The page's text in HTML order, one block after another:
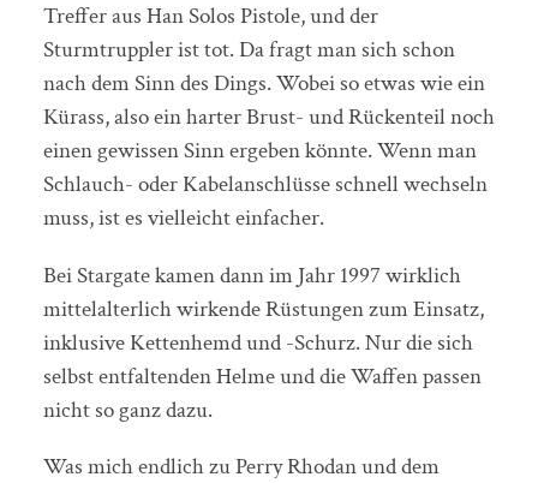
Treffer aus Han Solos Pistole, und der
Sturmtruppler ist tot. Da fragt man sich schon
nach dem Sinn des Dings. Wobei so etwas wie ein
Kürass, also ein harter Brust- und Rückenteil noch
einen gewissen Sinn ergeben könnte. Wenn man
Schlauch- oder Kabelanschlüsse schnell wechseln
muss, ist es vielleicht einfacher.
Bei Stargate kamen dann im Jahr 1997 wirklich
mittelalterlich wirkende Rüstungen zum Einsatz,
inklusive Kettenhemd und -Schurz. Nur die sich
selbst entfaltenden Helme und die Waffen passen
nicht so ganz dazu.
Was mich endlich zu Perry Rhodan und dem